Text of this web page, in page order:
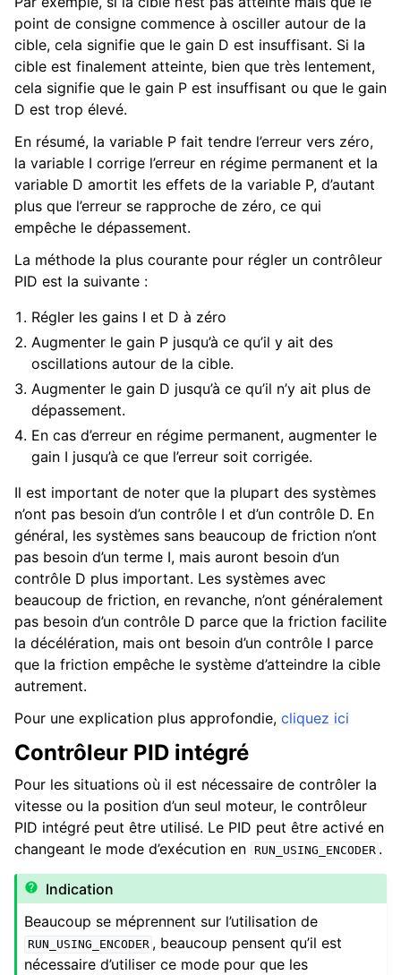
point de consigne commence à osciller autour de la
cible, cela signifie que le gain D est insuffisant. Si la
cible est finalement atteinte, bien que très lentement,
cela signifie que le gain P est insuffisant ou que le gain
D est trop élevé.
En résumé, la variable P fait tendre l’erreur vers zéro,
la variable I corrige l’erreur en régime permanent et la
variable D amortit les effets de la variable P, d’autant
plus que l’erreur se rapproche de zéro, ce qui
empêche le dépassement.
La méthode la plus courante pour régler un contrôleur
PID est la suivante :
Régler les gains I et D à zéro
Augmenter le gain P jusqu’à ce qu’il y ait des
oscillations autour de la cible.
Augmenter le gain D jusqu’à ce qu’il n’y ait plus de
dépassement.
En cas d’erreur en régime permanent, augmenter le
gain I jusqu’à ce que l’erreur soit corrigée.
Il est important de noter que la plupart des systèmes
n’ont pas besoin d’un contrôle I et d’un contrôle D. En
général, les systèmes sans beaucoup de friction n’ont
pas besoin d’un terme I, mais auront besoin d’un
contrôle D plus important. Les systèmes avec
beaucoup de friction, en revanche, n’ont généralement
pas besoin d’un contrôle D parce que la friction facilite
la décélération, mais ont besoin d’un contrôle I parce
que la friction empêche le système d’atteindre la cible
autrement.
Pour une explication plus approfondie, cliquez ici
Contrôleur PID intégré
Pour les situations où il est nécessaire de contrôler la
vitesse ou la position d’un seul moteur, le contrôleur
PID intégré peut être utilisé. Le PID peut être activé en
changeant le mode d’exécution en RUN_USING_ENCODER .
Indication
Beaucoup se méprennent sur l’utilisation de
RUN_USING_ENCODER , beaucoup pensent qu’il est
nécessaire d’utiliser ce mode pour que les